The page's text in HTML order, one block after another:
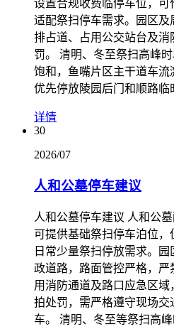
设置合规收费临停车位，
适配祭扫停车需求。园区
排占道、占用公交站台及
罚。 清明、冬至祭扫高峰
饱和，鱼嘴片区主干道车
优先停放陵园后门和顺路临
详情
30
2026/07
人和公墓停车建议
人和公墓停车建议 人和公
可提供基础祭扫停车泊位
日常少量祭扫停放需求。
政道路，路面管控严格，
用消防通道及路口应急区
拍处罚，需严格遵守现场
车。 清明、冬至等祭扫高